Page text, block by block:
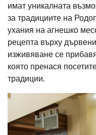
имат уникалната
за традициите на
ухания на агнешко
рецепта върху
изживяване се
която пренася
традиции.